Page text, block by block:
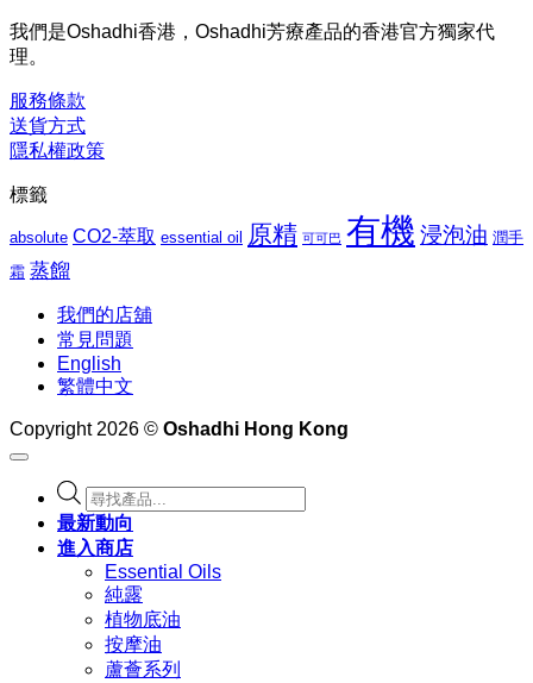
圍：
$276.00
我們是Oshadhi香港，Oshadhi芳療產品的香港官方獨家代
理。
服務條款
送貨方式
隱私權政策
標籤
absolute CO2-萃取 essential oil 原精 可可巴 有機 浸泡油 潤手
霜 蒸餾
我們的店舖
常見問題
English
繁體中文
Copyright 2026 © Oshadhi Hong Kong
Products
search
最新動向
進入商店
Essential Oils
純露
植物底油
按摩油
蘆薈系列